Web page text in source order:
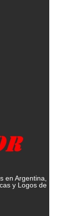
en Argentina,
y Logos de